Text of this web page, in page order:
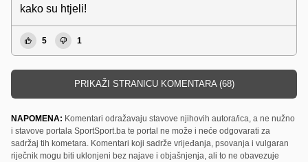
kako su htjeli!
5 1
PRIKAŽI STRANICU KOMENTARA (68)
NAPOMENA: Komentari odražavaju stavove njihovih autora/ica, a ne nužno
i stavove portala SportSport.ba te portal ne može i neće odgovarati za
sadržaj tih kometara. Komentari koji sadrže vrijeđanja, psovanja i vulgaran
riječnik mogu biti uklonjeni bez najave i objašnjenja, ali to ne obavezuje